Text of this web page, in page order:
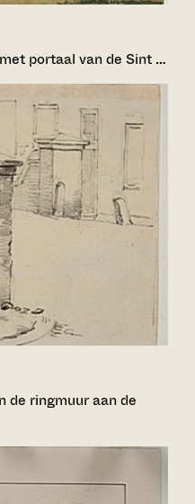
portaal van de Sint …
de ringmuur aan de